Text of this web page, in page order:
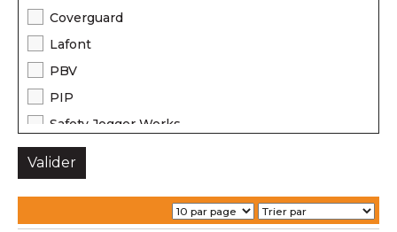
Coverguard
Lafont
PBV
PIP
Safety Jogger Works
Sols